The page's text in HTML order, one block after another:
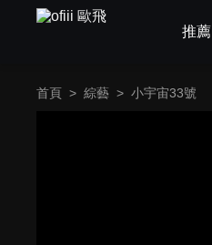
推薦
首頁 > 綜藝 > 小宇宙33號